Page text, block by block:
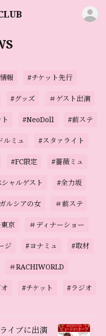
報 #チケット先行
#グッズ ＃ゲスト出演
#NeoDoll #前ステ
ルミュ #スタァライト
#FC限定 #薔薇ミュ
ャルゲスト #全力坂
ルシアの女 ＃前ステ
京 ＃ディナーショー
ジ #ヨナミュ #取材
＃RACHIWORLD
#チケット #ラジオ
イブに出演